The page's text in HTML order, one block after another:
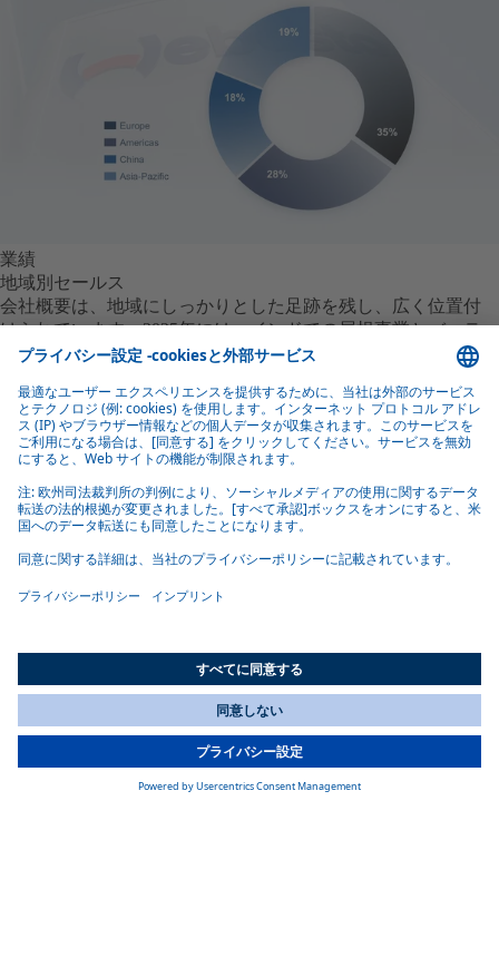
業績
地域別セールス
会社概要は、地域にしっかりとした足跡を残し、広く位置付
けられています。2025年には、インドでの屋根事業とバッテ
リーシステムの成長に支えられ、収益構成はAPACにさらにシ
北アメリカは安定しています。
研究開発費
革新的なテクノロジー企業として、研究開発への支出は近
年、売上高の7〜8%で一定に保たれています。2025年には、総
You are currently on our website forJapan. To view your local
information, please visit our website forAmerica.
All Countries